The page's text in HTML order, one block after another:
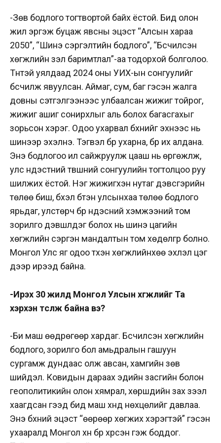
-Зөв бодлого тогтвортой байх ёстой. Бид олон
жил эргэж буцаж явсны эцэст “Алсын хараа
2050”, “Шинэ сэргэлтийн бодлого”, “Бүсчилсэн
хөгжлийн үзэл баримтлал”-аа тодорхой болголоо.
Түүнтэй уялдаад 2024 оны УИХ-ын сонгуулийг
бүсчилж явуулсан. Аймаг, сум, баг гэсэн жалга
довны сэтгэлгээнээс улбаалсан жижиг тойрог,
жижиг ашиг сонирхлыг аль болох багасгахыг
зорьсон хэрэг. Одоо ухарвал бүхнийг эхнээс нь
шинээр эхэлнэ. Тэгвэл бүр ухарна, бүр их алдана.
Энэ бодлогоо илүү сайжруулж цааш нь өргөжүүлж,
улс үндэстний түвшний сонгуулийн тогтолцоо руу
шилжих ёстой. Нэг жижигхэн нутаг дэвсгэрийн
төлөө биш, бүхэл бүтэн улсынхаа төлөө бодлого
ярьдаг, улстөрч бүр үндэсний хэмжээний том
зорилго дэвшүүлдэг болох нь шинэ цагийн
хөгжлийн сэргэн мандалтын том хөдөлгүүр болно.
Монгол Улс яг одоо түүхэн хөгжлийнхөө эхлэл цэг
дээр ирээд байна.
-Ирэх 30 жилд Монгол Улсын хөгжлийг Та
хэрхэн төсөөлж байна вэ?
-Би маш өөдрөгөөр хардаг. Бүсчилсэн хөгжлийн
бодлого, зорилго бол амьдралын гашуун
сургамж дундаас олж авсан, хамгийн зөв
шийдэл. Ковидын дараах эдийн засгийн болон
геополитикийн олон хямрал, хөршүүдийн зах зээл
хаагдсан гээд бид маш хүнд нөхцөлийг давлаа.
Энэ бүхний эцэст “өөрөөр хөгжих хэрэгтэй” гэсэн
ухааралд Монгол хүн бүр хүрсэн гэж боддог.